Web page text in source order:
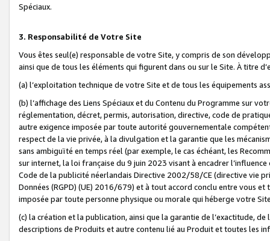
Spéciaux.
3. Responsabilité de Votre Site
Vous êtes seul(e) responsable de votre Site, y compris de son
ainsi que de tous les éléments qui figurent dans ou sur le Site. À titre
(a) l’exploitation technique de votre Site et de tous les équipements
(b) l’affichage des Liens Spéciaux et du Contenu du Programme sur
réglementation, décret, permis, autorisation, directive, code de
autre exigence imposée par toute autorité gouvernementale
respect de la vie privée, à la divulgation et la garantie que les
sans ambiguïté en temps réel (par exemple, le cas échéant, les
sur internet, la loi française du 9 juin 2023 visant à encadrer
Code de la publicité néerlandais Directive 2002/58/CE (directive vie
Données (RGPD) (UE) 2016/679) et à tout accord conclu entre vous
imposée par toute personne physique ou morale qui héberge votre
(c) la création et la publication, ainsi que la garantie de l’exactitude,
descriptions de Produits et autre contenu lié au Produit et toutes les